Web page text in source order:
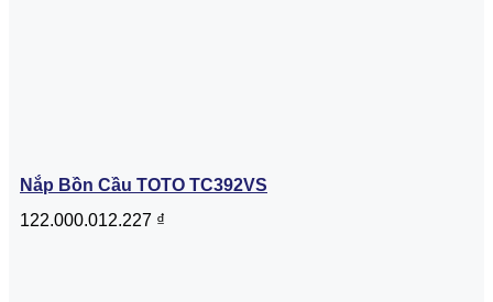
Nắp Bồn Cầu TOTO TC392VS
122.000.012.227 ₫